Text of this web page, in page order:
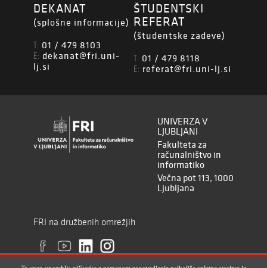
DEKANAT
(splošne informacije)
T: 01 / 479 8103
E: dekanat@fri.uni-
lj.si
ŠTUDENTSKI
REFERAT
(študentske zadeve)
T: 01 / 479 8118
E: referat@fri.uni-lj.si
UNIVERZA V
LJUBLJANI
Fakulteta za
računalništvo in
informatiko
Večna pot 113, 1000
Ljubljana
FRI na družbenih omrežjih